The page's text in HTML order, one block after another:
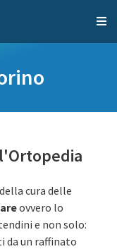
cura delle
ovvero lo
e non solo:
da un raffinato